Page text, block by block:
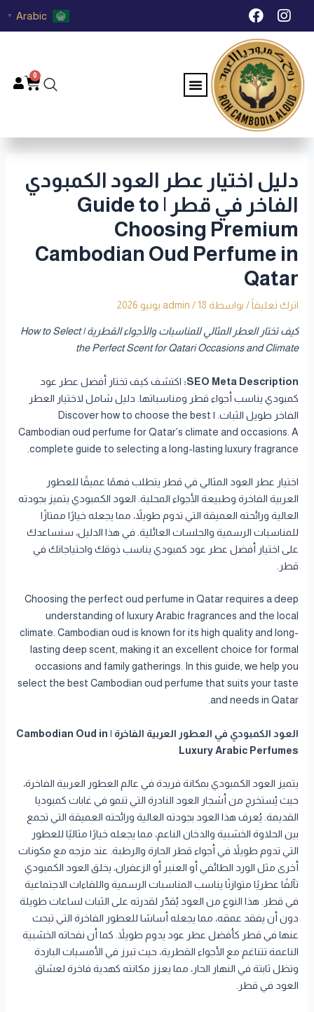
تخطي I
n
s
t
a
g
r
a
m
F
a
c
e
b
o
o
k
Arabic
▼
Menu
0
دليل اختيار عطر العود الكمبودي
الفاخر في قطر | Guide to
Choosing Premium
Cambodian Oud Perfume in
Qatar
اترك تعليقاً / بواسطة admin /18 يونيو 2026
كيف تختار العطر المثالي للمناسبات والأجواء القطرية | How to Select
the Perfect Scent for Qatari Occasions and Climate
SEO Meta Description: اكتشف كيف تختار أفضل عطر عود
كمبودي يناسب أجواء قطر ومناسباتها. دليل شامل لاختيار العطر
الفاخر طويل الثبات. | Discover how to choose the best
Cambodian oud perfume for Qatar’s climate and occasions. A
complete guide to selecting a long-lasting luxury fragrance.
اختيار عطر العود المثالي في قطر يتطلب فهمًا عميقًا للعطور
العربية الفاخرة وطبيعة الأجواء المحلية. العود الكمبودي يتميز بجودته
العالية ورائحته العميقة التي تدوم طويلاً، مما يجعله خيارًا ممتازًا
للمناسبات الرسمية والجلسات العائلية. في هذا الدليل، سنساعدك
على اختيار أفضل عطر عود كمبودي يناسب ذوقك واحتياجاتك في
قطر.
Choosing the perfect oud perfume in Qatar requires a deep
understanding of luxury Arabic fragrances and the local
climate. Cambodian oud is known for its high quality and long-
lasting deep scent, making it an excellent choice for formal
occasions and family gatherings. In this guide, we help you
select the best Cambodian oud perfume that suits your taste
and needs in Qatar.
العود الكمبودي في العطور العربية الفاخرة | Cambodian Oud in
Luxury Arabic Perfumes
يتميز العود الكمبودي بمكانة فريدة في عالم العطور العربية الفاخرة،
حيث يُستخرج من أشجار العود النادرة التي تنمو في غابات كمبوديا
القديمة. يُعرف هذا العود بجودته العالية ورائحته العميقة التي تجمع
بين الحلاوة الخشبية والدخان الناعم، مما يجعله خيارًا مثاليًا للعطور
التي تدوم طويلاً في أجواء قطر الحارة والرطبة. عند مزجه مع مكونات
أخرى مثل الورد الطائفي أو العنبر أو الزعفران، يخلق العود الكمبودي
تآلفًا عطريًا متوازنًا يناسب المناسبات الرسمية واللقاءات الاجتماعية
في قطر. هذا النوع من العود يُقدّر لقدرته على الثبات لساعات طويلة
دون أن يفقد عمقه، مما يجعله أساسًا للعطور الفاخرة التي تبحث
عنها في قطر كأفضل عطر عود يدوم طويلاً. كما أن نفحاته الخشبية
الناعمة تتناغم مع الأجواء القطرية، حيث تبرز في الأمسيات الباردة
وتظل ثابتة في النهار الحار، مما يعزز مكانته كهدية فاخرة لعشاق
العود في قطر.
Post
navigation